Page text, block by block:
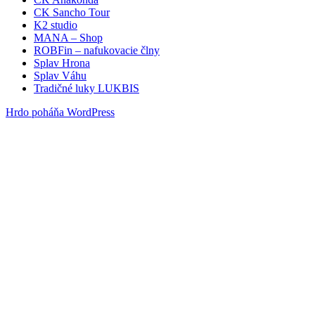
CK Sancho Tour
K2 studio
MANA – Shop
ROBFin – nafukovacie člny
Splav Hrona
Splav Váhu
Tradičné luky LUKBIS
Hrdo poháňa WordPress